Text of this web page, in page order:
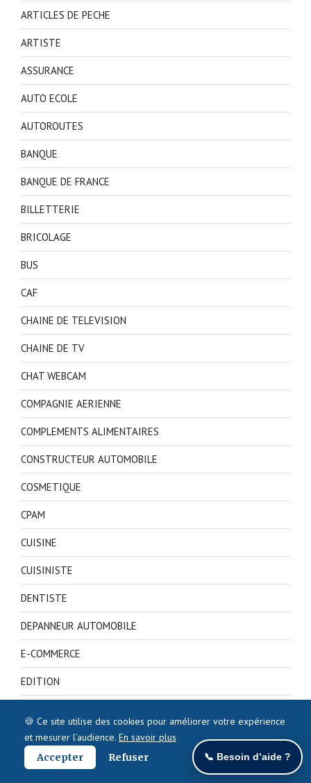
ARTICLES DE PECHE
ARTISTE
ASSURANCE
AUTO ECOLE
AUTOROUTES
BANQUE
BANQUE DE FRANCE
BILLETTERIE
BRICOLAGE
BUS
CAF
CHAINE DE TELEVISION
CHAINE DE TV
CHAT WEBCAM
COMPAGNIE AERIENNE
COMPLEMENTS ALIMENTAIRES
CONSTRUCTEUR AUTOMOBILE
COSMETIQUE
CPAM
CUISINE
CUISINISTE
DENTISTE
DEPANNEUR AUTOMOBILE
E-COMMERCE
EDITION
ELECTROMENAGER
ELECTRONIQUE ET TECHNOLOGIQUE
🍪 Ce site utilise des cookies pour améliorer votre expérience
et mesurer l’audience. En savoir plus
Accepter
Refuser 📞 Besoin d’aide ?